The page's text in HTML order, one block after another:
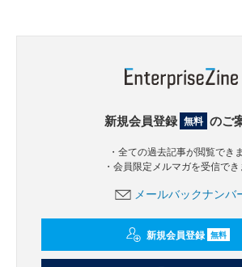
新規会員登録 無料 のご
・全ての過去記事が閲覧でき
・会員限定メルマガを受信で
メールバックナンバ
新規会員登録 無料